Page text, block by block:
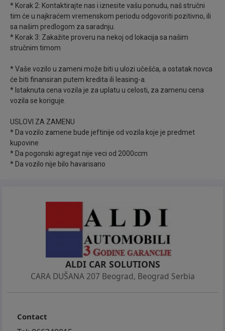
✅ Za sva naša vozila pružamo na uvid slike iz
inostranstva i na taj način vas uveravamo da vozilo
nije bilo havarisano.
ispravno.
✅ Firma Aldi Automobili se bavi i iznajmljivanjem
vozila. U ponudi imamo preko 70 vozila. Za više
informacija pozvati.
✅ Vršimo otkup vozila. Ponude nam možete slati na
neke od brojeva telefona sa sajta.
- Garancija na motor 36 meseci, ili 30.000km.
- Pismena garancija na kilometražu.
- Garancija na tehničku ispravnost.
- Garancija na legalnost u zemlji i inostranstvu.
- Garancija da vozilo nije bilo havarisano.
✅USLUGE:
- Za naše kupce vršimo kompletnu registraciju
* Korak 2: Kontaktirajte nas i iznesite vašu ponudu, naš stručni
tim će u najkraćem vremenskom periodu odgovoriti pozitivno, ili
sa našim predlogom za saradnju.
* Korak 3: Zakažite proveru na nekoj od lokacija sa našim
stručnim timom
* Vaše vozilo u zameni može biti u ulozi učešća, a ostatak novca
će biti finansiran putem kredita ili leasing-a.
* Istaknuta cena vozila je za uplatu u celosti, za zamenu cena
vozila se koriguje.
USLOVI ZA ZAMENU
* Da vozilo zamene bude jeftinije od vozila koje je predmet
kupovine
* Da pogonski agregat nije veci od 2000ccm
* Da vozilo nije bilo havarisano
ALDI CAR SOLUTIONS
CARA DUŠANA 207 Beograd, Beograd Serbia
Contact